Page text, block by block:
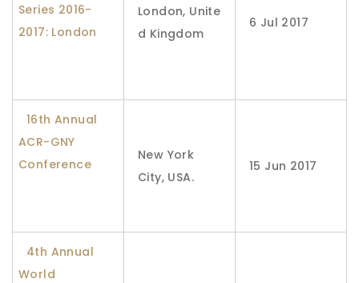
Series 2016-
2017: London
London, Unite
d Kingdom
6 Jul 2017
16th Annual
ACR-GNY
Conference
New York
City, USA.
15 Jun 2017
4th Annual
World